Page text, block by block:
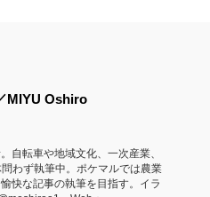
MIYU Oshiro
自転車や地域文化、一次産業、
わず執筆中。ポケマルでは農業
快な記事の執筆を目指す。イラ